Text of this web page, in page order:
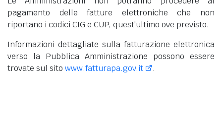
pagamento delle fatture elettroniche che non
riportano i codici CIG e CUP, quest'ultimo ove previsto.
Informazioni dettagliate sulla fatturazione elettronica
verso la Pubblica Amministrazione possono essere
trovate sul sito www.fatturapa.gov.it .